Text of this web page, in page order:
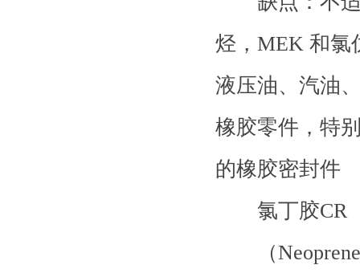
烃，MEK 和氯
液压油、汽油
橡胶零件，特
的橡胶密封件
氯丁胶CR
（Neoprene